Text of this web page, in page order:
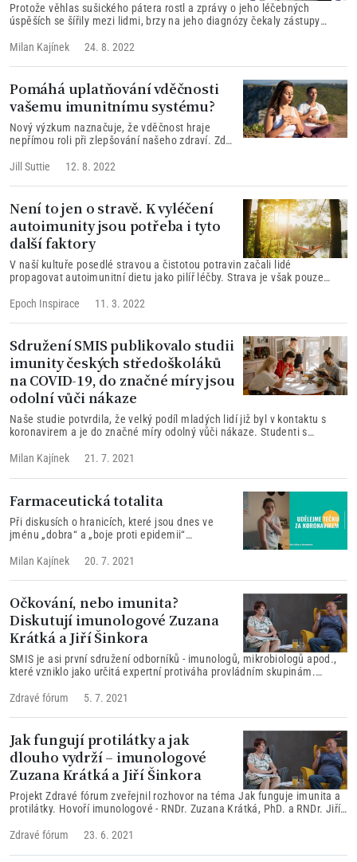
Protože věhlas sušického pátera rostl a zprávy o jeho léčebných
úspěších se šířily mezi lidmi, brzy na jeho diagnózy čekaly zástupy
kterou měl absolvovat každý pacient, který se chtěl u něho léčit...
Milan Kajínek 24. 8. 2022
Pomáhá uplatňování vděčnosti
vašemu imunitnímu systému?
Nový výzkum naznačuje, že vděčnost hraje
nepřímou roli při zlepšování našeho zdraví. Zdá
pozitivních účinků. Vděční lidé mohou mít lepší
nám může pomoci být zdravější? Několik
nedávných studií se to snažilo zjistit...
Jill Suttie 12. 8. 2022
Není to jen o stravě. K vyléčení
autoimunity jsou potřeba i tyto
další faktory
V naší kultuře posedlé stravou a čistotou potravin začali lidé
propagovat autoimunitní dietu jako pilíř léčby. Strava je však pouze
emocionální zdraví a psychickou pohodu. Jak? Tady je několik rad.
Epoch Inspirace 11. 3. 2022
Sdružení SMIS publikovalo studii
imunity českých středoškoláků
na COVID-19, do značné míry jsou
odolní vůči nákaze
Naše studie potvrdila, že velký podíl mladých lidí již byl v kontaktu s
koronavirem a je do značné míry odolný vůči nákaze. Studenti s
publikací vyplývá, že u osob, které mají protilátky, je riziko reinfekcí po
probíhá bez příznaků a nebo jen s velmi mírnými projevy onemocnění.
Milan Kajínek 21. 7. 2021
Farmaceutická totalita
Při diskusích o hranicích, které jsou dnes ve
jménu „dobra“ a „boje proti epidemii“
oblastí bioetiky, práva nebo psychologie.
Milan Kajínek 20. 7. 2021
Očkování, nebo imunita?
Diskutují imunologové Zuzana
Krátká a Jiří Šinkora
SMIS je asi první sdružení odborníků - imunologů, mikrobiologů apod.,
které vzniklo jako určitá expertní protiváha provládním skupinám.
dětí.
Zdravé fórum 5. 7. 2021
Jak fungují protilátky a jak
dlouho vydrží – imunologové
Zuzana Krátká a Jiří Šinkora
Projekt Zdravé fórum zveřejnil rozhovor na téma Jak funguje imunita a
protilátky. Hovoří imunologové - RNDr. Zuzana Krátká, PhD. a RNDr. Jiří
Zdravé fórum
23. 6. 2021